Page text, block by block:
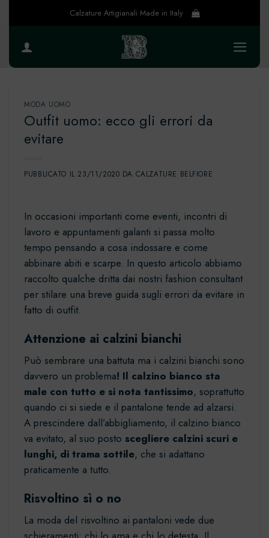
Calzature Artigianali Made in Italy
MODA UOMO
Outfit uomo: ecco gli errori da
evitare
PUBBLICATO IL 23/11/2020 DA CALZATURE BELFIORE
In occasioni importanti come eventi, incontri di
lavoro e appuntamenti galanti si passa molto
tempo pensando a cosa indossare e come
abbinare abiti e scarpe. In questo articolo abbiamo
raccolto qualche dritta dai nostri fashion consultant
per stilare una breve guida sugli errori da evitare in
fatto di outfit.
Attenzione ai calzini bianchi
Può sembrare una battuta ma i calzini bianchi sono
davvero un problema! Il calzino bianco sta
male con tutto e si nota tantissimo, soprattutto
quando ci si siede e il pantalone tende ad alzarsi.
A prescindere dall’abbigliamento, il calzino bianco
va evitato, al suo posto scegliere calzini scuri e
lunghi, di trama sottile, che si adattano
praticamente a tutto.
Risvoltino sì o no
La moda del risvoltino ai pantaloni vede due